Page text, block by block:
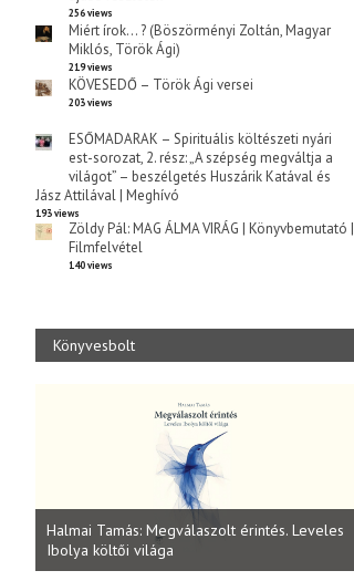
256 views
Miért írok… ? (Böszörményi Zoltán, Magyar
Miklós, Török Ági)
219 views
KÖVESEDŐ – Török Ági versei
203 views
ESŐMADARAK – Spirituális költészeti nyári
est-sorozat, 2. rész: „A szépség megváltja a
világot” – beszélgetés Huszárik Katával és
Jász Attilával | Meghívó
193 views
Zöldy Pál: MAG ÁLMA VIRÁG | Könyvbemutató |
Filmfelvétel
140 views
Könyvesbolt
Halmai Tamás: Megválaszolt érintés. Leveles
Ibolya költői világa